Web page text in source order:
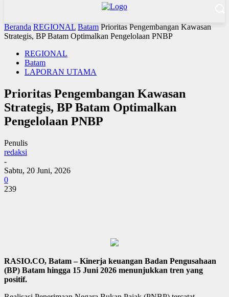
Beranda REGIONAL Batam Prioritas Pengembangan Kawasan
Strategis, BP Batam Optimalkan Pengelolaan PNBP
REGIONAL
Batam
LAPORAN UTAMA
Prioritas Pengembangan Kawasan
Strategis, BP Batam Optimalkan
Pengelolaan PNBP
Penulis
redaksi
-
Sabtu, 20 Juni, 2026
0
239
RASIO.CO, Batam – Kinerja keuangan Badan Pengusahaan
(BP) Batam hingga 15 Juni 2026 menunjukkan tren yang
positif.